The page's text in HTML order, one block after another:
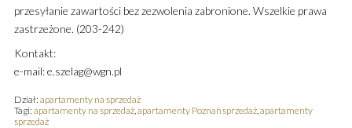
przesyłanie zawartości bez zezwolenia zabronione. Wszelkie prawa
zastrzeżone. (203-242)
Kontakt:
e-mail: e.szelag@wgn.pl
Dział: apartamenty na sprzedaż
Tagi: apartamenty na sprzedaż, apartamenty Poznań sprzedaż, apartamenty
sprzedaż